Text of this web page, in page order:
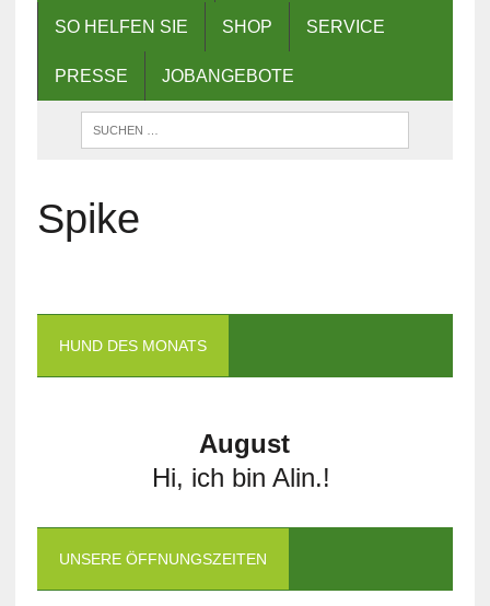
SO HELFEN SIE SHOP SERVICE
PRESSE JOBANGEBOTE
Spike
HUND DES MONATS
August
Hi, ich bin Alin.!
UNSERE ÖFFNUNGSZEITEN